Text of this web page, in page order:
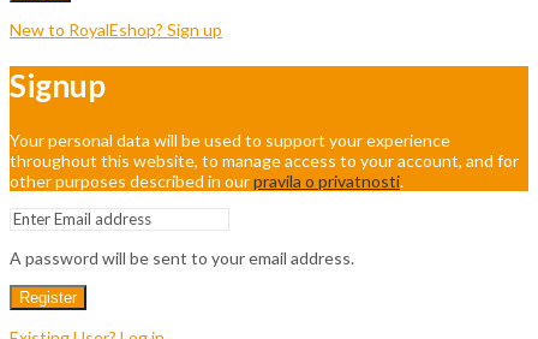
New to RoyalEshop? Sign up
Signup
Your personal data will be used to support your experience
throughout this website, to manage access to your account, and for
other purposes described in ourpravila o privatnosti.
A password will be sent to your email address.
Register